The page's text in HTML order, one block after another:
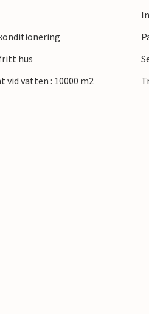
att upptäcka. Du kan
i Stora Mellösa, och köpa
Sörön och
hus
vid vatten : 10000 m2